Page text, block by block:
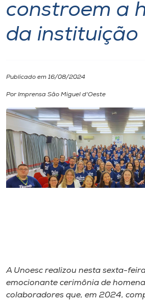
A
Internacionalização
I.nova
Diplomados
Cultura
constroem a
da instituição
Publicado em 16/08/2024
Por Imprensa São Miguel d'Oeste
A Unoesc realizou nesta sexta-
emocionante cerimônia de
colaboradores que, em 2024,